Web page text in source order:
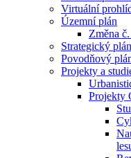
Virtuální
Územní plán
Změna
Strategický
Povodňový
Projekty a
Projekty